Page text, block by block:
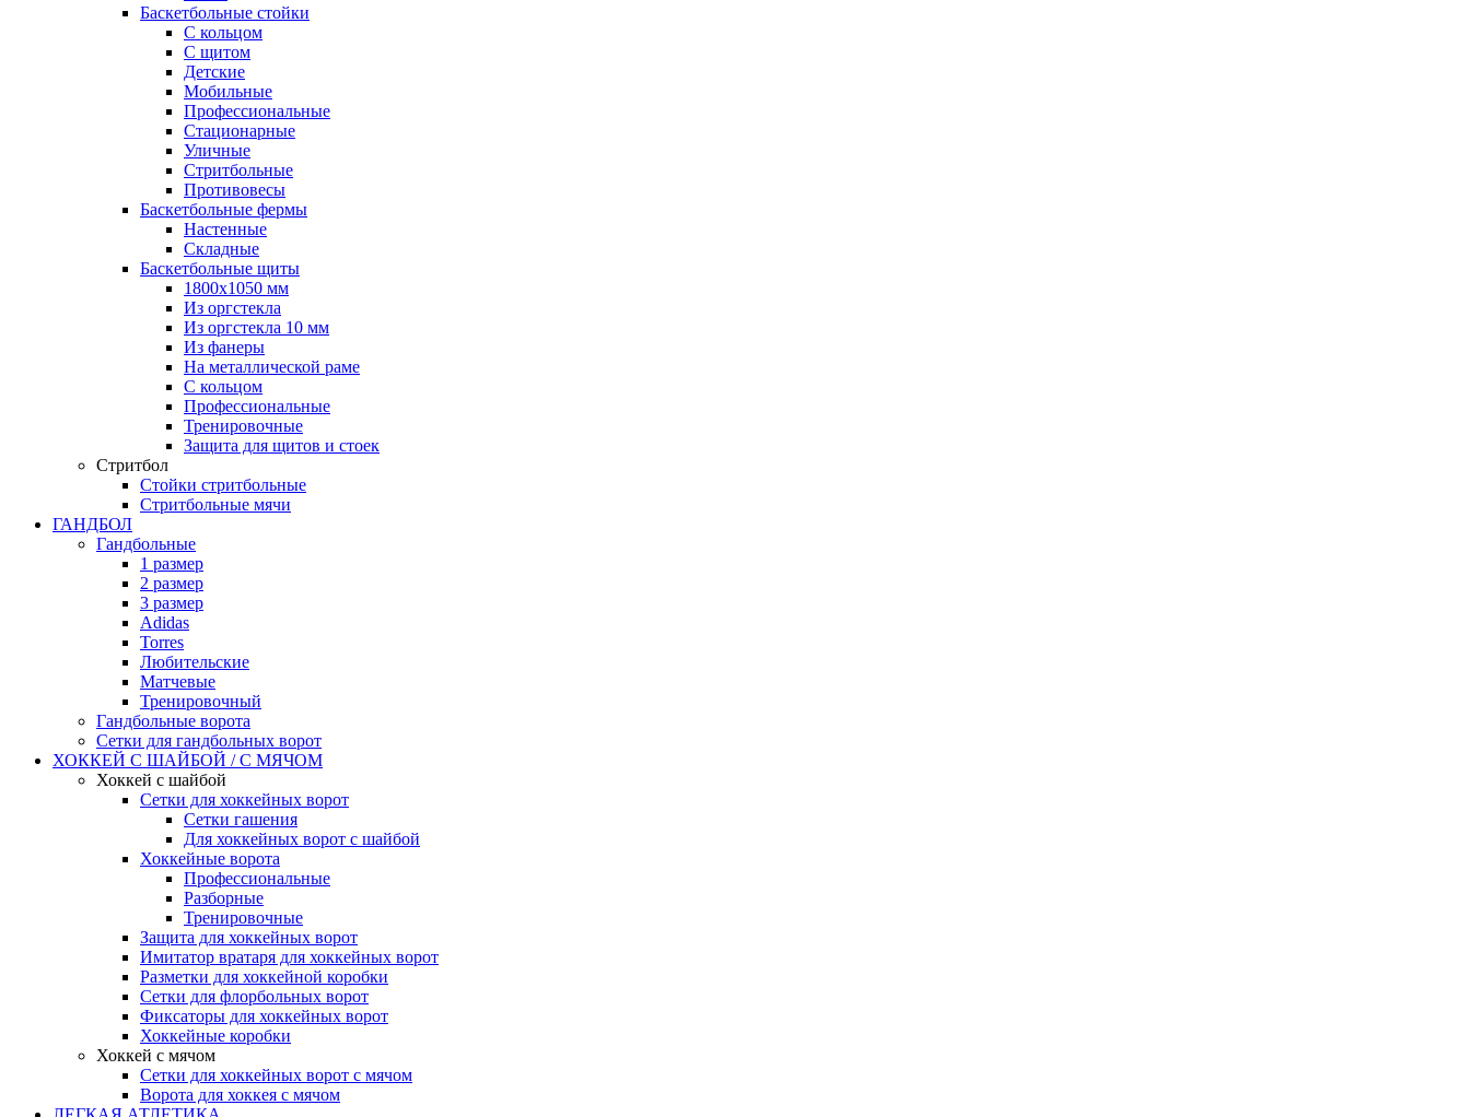
Баскетбольные стойки
С кольцом
С щитом
Детские
Мобильные
Профессиональные
Стационарные
Уличные
Стритбольные
Противовесы
Баскетбольные фермы
Настенные
Складные
Баскетбольные щиты
1800х1050 мм
Из оргстекла
Из оргстекла 10 мм
Из фанеры
На металлической раме
С кольцом
Профессиональные
Тренировочные
Защита для щитов и стоек
Стритбол
Стойки стритбольные
Стритбольные мячи
ГАНДБОЛ
Гандбольные
1 размер
2 размер
3 размер
Adidas
Torres
Любительские
Матчевые
Тренировочный
Гандбольные ворота
Сетки для гандбольных ворот
ХОККЕЙ С ШАЙБОЙ / С МЯЧОМ
Хоккей с шайбой
Сетки для хоккейных ворот
Сетки гашения
Для хоккейных ворот с шайбой
Хоккейные ворота
Профессиональные
Разборные
Тренировочные
Защита для хоккейных ворот
Имитатор вратаря для хоккейных ворот
Разметки для хоккейной коробки
Сетки для флорбольных ворот
Фиксаторы для хоккейных ворот
Хоккейные коробки
Хоккей с мячом
Сетки для хоккейных ворот с мячом
Ворота для хоккея с мячом